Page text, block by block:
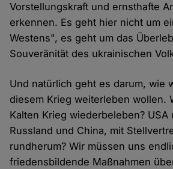
Vorstellungskraft und ernsthafte
erkennen. Es geht hier nicht um
Westens", es geht um das
Souveränität des ukrainischen
Und natürlich geht es darum, wie
diesem Krieg weiterleben wollen.
Kalten Krieg wiederbeleben? USA
Russland und China, mit
rundherum? Wir müssen uns
friedensbildende Maßnahmen